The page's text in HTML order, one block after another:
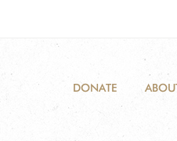
DONATE